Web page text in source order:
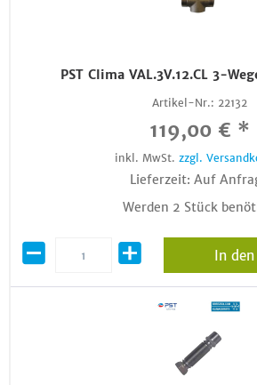
PST Clima VAL.3V.12.CL 3-
Artikel-Nr.: 22132
119,00 € *
inkl. MwSt. zzgl.
Lieferzeit: Auf
Werden 2 Stück
In